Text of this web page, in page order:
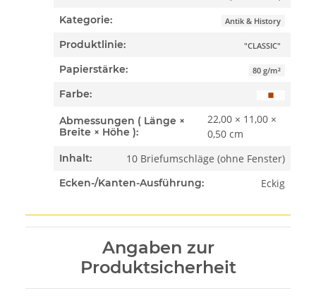
Kategorie: Antik & History
Produktlinie: "CLASSIC"
Papierstärke: 80 g/m²
Farbe:
Abmessungen ( Länge ×
Breite × Höhe ):
22,00 × 11,00 ×
0,50 cm
Inhalt: 10 Briefumschläge (ohne Fenster)
Ecken-/Kanten-Ausführung: Eckig
Angaben zur
Produktsicherheit